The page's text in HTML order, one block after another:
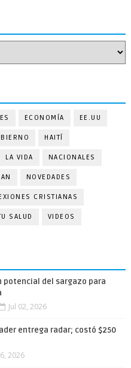
ECONOMÍA EE.UU
HAITÍ
LA VIDA NACIONALES
NOVEDADES
CRISTIANAS
SALUD VIDEOS
del sargazo para
Jul 02, 2026
entrega radar; costó $250
2026